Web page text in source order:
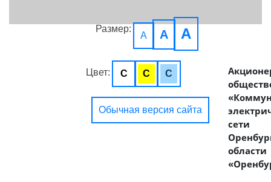
Размер:
A A A
Цвет: C C C
Обычная версия сайта
сети
области